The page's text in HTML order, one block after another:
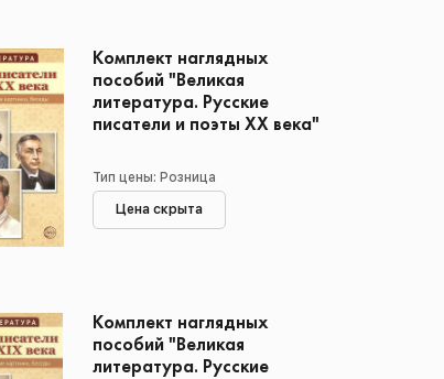
Комплект наглядных
пособий "Великая
литература. Русские
писатели и поэты XX века"
Тип цены: Розница
Цена скрыта
Комплект наглядных
пособий "Великая
литература. Русские